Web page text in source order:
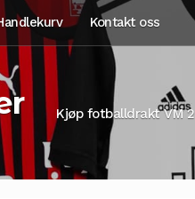
Kontakt oss
Kjøp fotballdrakt VM